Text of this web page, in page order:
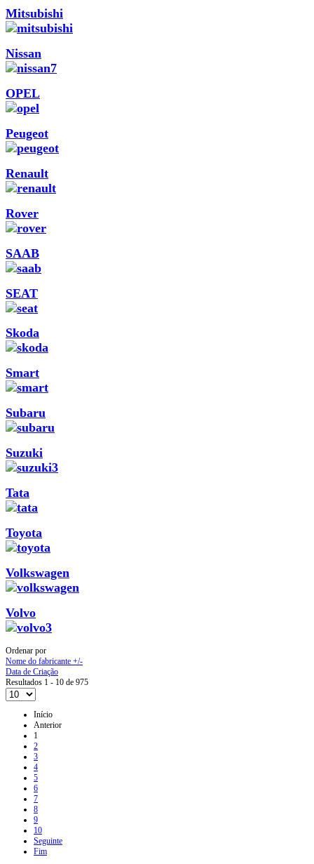
Mitsubishi
Nissan
OPEL
Peugeot
Renault
Rover
SAAB
SEAT
Skoda
Smart
Subaru
Suzuki
Tata
Toyota
Volkswagen
Volvo
Ordenar por
Nome do fabricante +/-
Data de Criação
Resultados 1 - 10 de 975
Início
Anterior
1
2
3
4
5
6
7
8
9
10
Seguinte
Fim